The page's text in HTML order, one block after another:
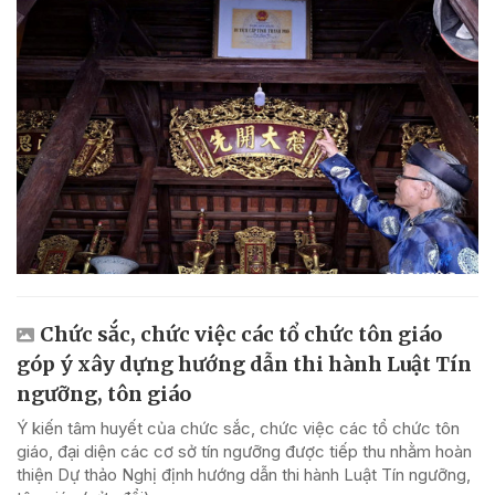
Chức sắc, chức việc các tổ chức tôn giáo
góp ý xây dựng hướng dẫn thi hành Luật Tín
ngưỡng, tôn giáo
Ý kiến tâm huyết của chức sắc, chức việc các tổ chức tôn
giáo, đại diện các cơ sở tín ngưỡng được tiếp thu nhằm hoàn
thiện Dự thảo Nghị định hướng dẫn thi hành Luật Tín ngưỡng,